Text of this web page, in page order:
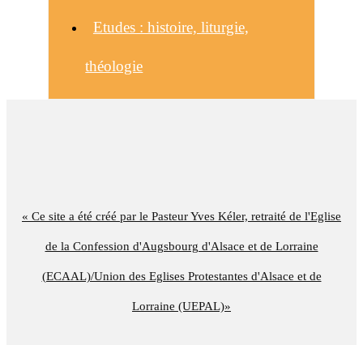
« Ce site a été créé par le Pasteur Yves Kéler, retraité de l'Eglise
de la Confession d'Augsbourg d'Alsace et de Lorraine
(ECAAL)/Union des Eglises Protestantes d'Alsace et de
Lorraine (UEPAL)»
Etudes : histoire, liturgie,
théologie